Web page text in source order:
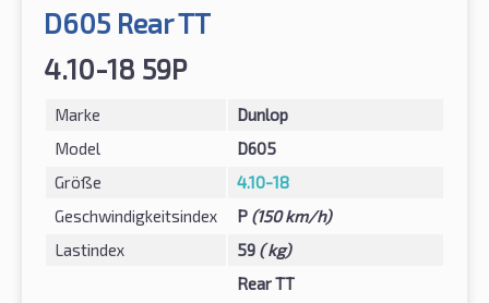
D605 Rear TT
4.10-18 59P
Marke
Dunlop
Model
D605
Größe
4.10-18
Geschwindigkeitsindex
P (150 km/h)
Lastindex
59 ( kg)
Rear TT